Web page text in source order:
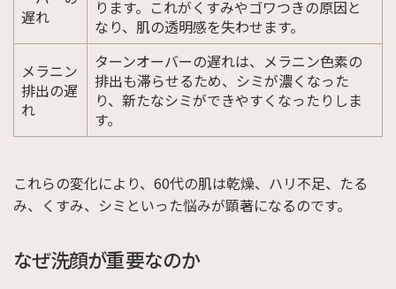
遅れ
ります。これがくすみやゴワつきの原因と
なり、肌の透明感を失わせます。
メラニン
排出の遅
れ
ターンオーバーの遅れは、メラニン色素の
排出も滞らせるため、シミが濃くなった
り、新たなシミができやすくなったりしま
す。
これらの変化により、60代の肌は乾燥、ハリ不足、たる
み、くすみ、シミといった悩みが顕著になるのです。
なぜ洗顔が重要なのか